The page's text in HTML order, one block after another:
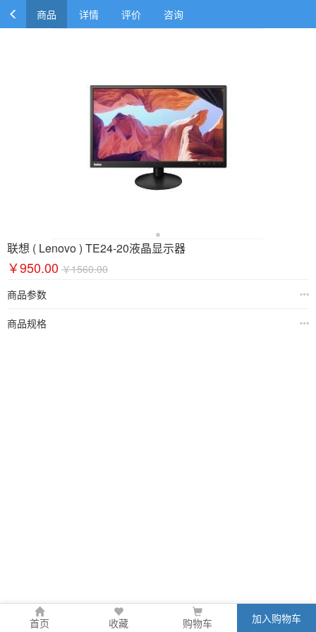
商品 详情 评价 咨询
联想 ( Lenovo ) TE24-20液晶显示器
￥950.00 ￥1560.00
商品参数
商品规格
首页 收藏 购物车 加入购物车